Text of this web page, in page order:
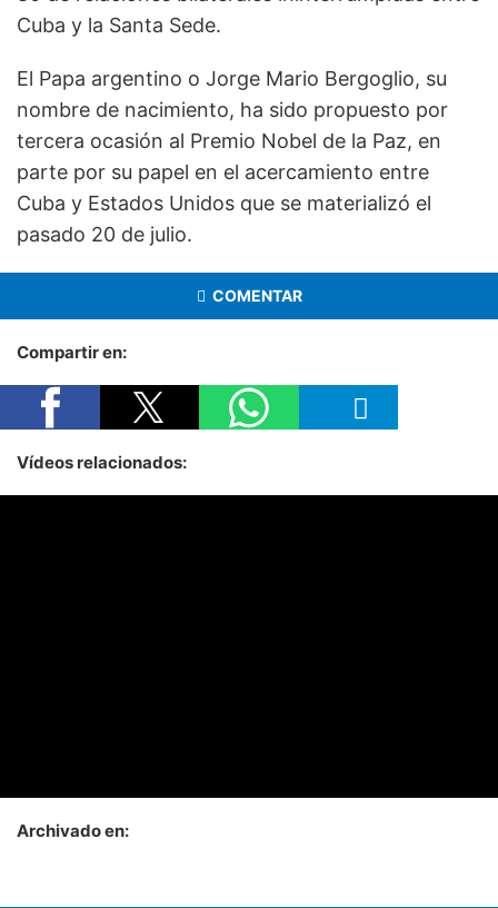
Cuba y la Santa Sede.
El Papa argentino o Jorge Mario Bergoglio, su
nombre de nacimiento, ha sido propuesto por
tercera ocasión al Premio Nobel de la Paz, en
parte por su papel en el acercamiento entre
Cuba y Estados Unidos que se materializó el
pasado 20 de julio.
COMENTAR
Compartir en:
Vídeos relacionados:
Archivado en: